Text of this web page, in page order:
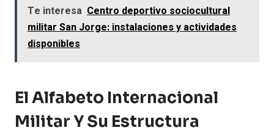
Te interesa Centro deportivo sociocultural
militar San Jorge: instalaciones y actividades
disponibles
El Alfabeto Internacional
Militar Y Su Estructura